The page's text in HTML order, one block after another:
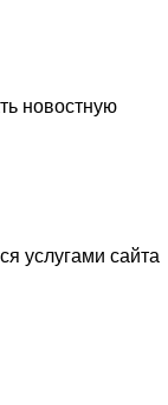
новостную
услугами сайта